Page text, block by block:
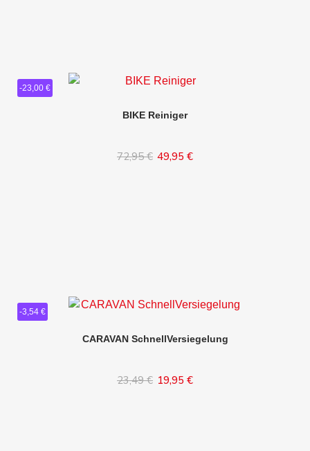
-23,00 €
BIKE Reiniger
72,95 € 49,95 €
In den Warenkorb
-3,54 €
CARAVAN SchnellVersiegelung
23,49 € 19,95 €
In den Warenkorb